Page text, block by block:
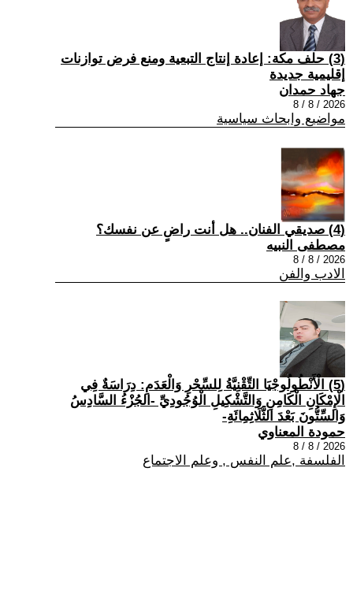
(3) حلف مكة: إعادة إنتاج التبعية ومنع فرض توازنات
إقليمية جديدة
جهاد حمدان
2026 / 8 / 8
مواضيع وابحاث سياسية
(4) صديقي الفنان.. هل أنت راضٍ عن نفسك؟
مصطفى النبيه
2026 / 8 / 8
الادب والفن
(5) الْأَنْطُولُوجْيَا التِّقْنِيَّةُ لِلسِّحْرِ وَالْعَدَمِ: دِرَاسَةٌ فِي
الْإِمْكَانِ الْكَامِنِ وَالتَّشْكِيلِ الْوُجُودِيِّ -الجُزْءُ السَّادِسُ
وَالسِّتُّونَ بَعْدَ الثَّلَاثِمِائَةِ-
حمودة المعناوي
2026 / 8 / 8
الفلسفة ,علم النفس , وعلم الاجتماع